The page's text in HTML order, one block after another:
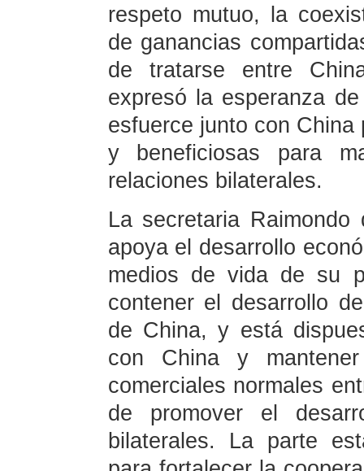
respeto mutuo, la
de ganancias
de tratarse entre
expresó la esperanza
esfuerce junto con
y beneficiosas para
relaciones bilaterales.
La secretaria
apoya el desarrollo
medios de vida de su
contener el desarrollo
de China, y está
con China y
comerciales normales
de promover el
bilaterales. La parte